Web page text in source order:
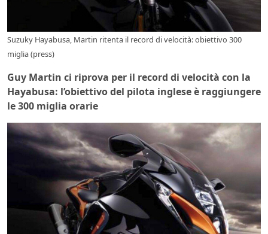
Suzuky Hayabusa, Martin ritenta il record di velocità: obiettivo 300
miglia (press)
Guy Martin ci riprova per il record di velocità con la
Hayabusa: l’obiettivo del pilota inglese è raggiungere
le 300 miglia orarie